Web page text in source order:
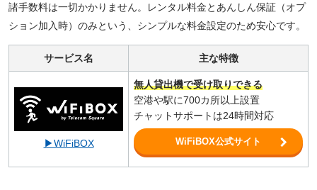
諸手数料は一切かかりません。レンタル料金とあんしん保証（オプ
ション加入時）のみという、シンプルな料金設定のため安心です。
サービス名 主な特徴
▶WiFiBOX
無人貸出機で受け取りできる
空港や駅に700カ所以上設置
チャットサポートは24時間対応
WiFiBOX公式サイト